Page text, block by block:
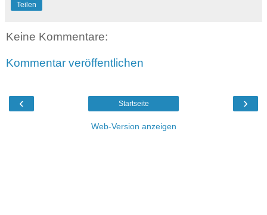
Teilen
Keine Kommentare:
Kommentar veröffentlichen
‹ ›
Startseite
Web-Version anzeigen